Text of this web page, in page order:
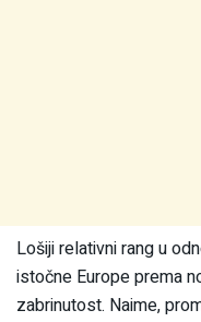
Lošiji relativni rang u
istočne Europe prema
zabrinutost. Naime,